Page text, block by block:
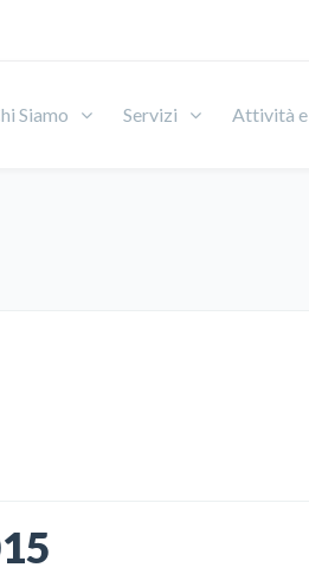
Siamo Servizi Attività